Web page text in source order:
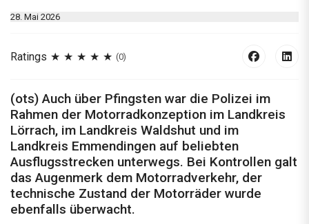
28. Mai 2026
Ratings (0)
(ots) Auch über Pfingsten war die Polizei im
Rahmen der Motorradkonzeption im Landkreis
Lörrach, im Landkreis Waldshut und im
Landkreis Emmendingen auf beliebten
Ausflugsstrecken unterwegs. Bei Kontrollen galt
das Augenmerk dem Motorradverkehr, der
technische Zustand der Motorräder wurde
ebenfalls überwacht.